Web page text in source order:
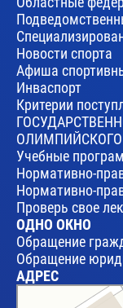
Новости спорта
Афиша
Инваспорт
Критерии
ОЛИМПИЙСКОГО
Учебные
Нормативно-
Нормативно-
Проверь свое
ОДНО ОКНО
Обращение
Обращение
АДРЕС
Брест
Улица Леваневского, 17